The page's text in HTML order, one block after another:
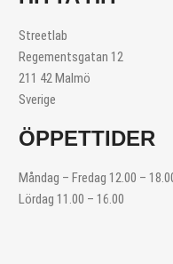
Streetlab
Regementsgatan 12
211 42 Malmö
Sverige
ÖPPETTIDER
Måndag – Fredag 12.00 –
Lördag 11.00 – 16.00